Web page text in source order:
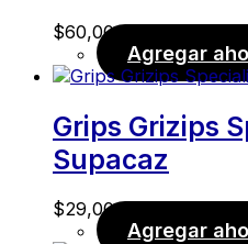
$60,00
Agregar
Grips Grizips
Supacaz
$29,00
Agregar